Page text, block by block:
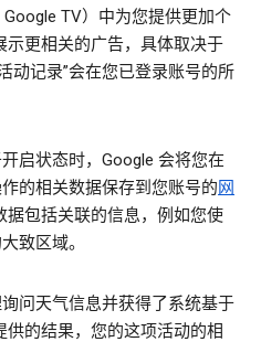
TV）中为您提供更加个
更相关的广告，具体取决于
动记录”会在您已登录账号的所
启状态时，Google 会将您在
的相关数据保存到您账号的网
据包括关联的信息，例如您使
致区域。
问天气信息并获得了系统基于
的结果，您的这项活动的相